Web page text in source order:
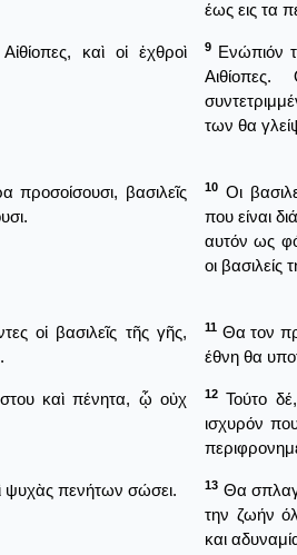
έως εις τα
καὶ οἱ ἐχθροὶ
9 Ενώπιόν
των θα
προσοίσουσι, βασιλεῖς
10 Οι
που είναι
αυτόν ως
οι
οἱ βασιλεῖς τῆς γῆς,
11 Θα τον
έθνη θα
καὶ πένητα, ᾧ οὐχ
12 Τούτο
ισχυρόν
ψυχὰς πενήτων σώσει. 13 Θα
την ζωήν
και